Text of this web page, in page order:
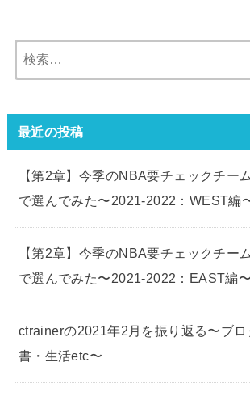
索:
最近の投稿
【第2章】今季のNBA要チェックチー
で選んでみた〜2021-2022：WEST編
【第2章】今季のNBA要チェックチー
で選んでみた〜2021-2022：EAST編〜
ctrainerの2021年2月を振り返る〜ブ
書・生活etc〜